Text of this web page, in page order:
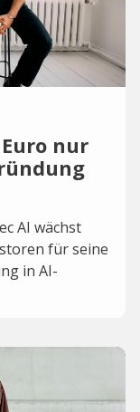
nur
AI wächst
für seine
in AI-